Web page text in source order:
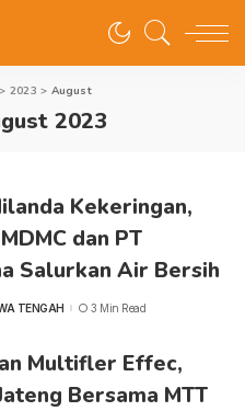
> 2023 > August
2023
Kekeringan,
dan PT
Salurkan Air Bersih
TENGAH 3 Min Read
Multifler Effec,
Bersama MTT